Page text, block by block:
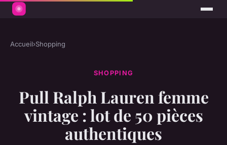
Accueil›Shopping
SHOPPING
Pull Ralph Lauren femme
vintage : lot de 50 pièces
authentiques